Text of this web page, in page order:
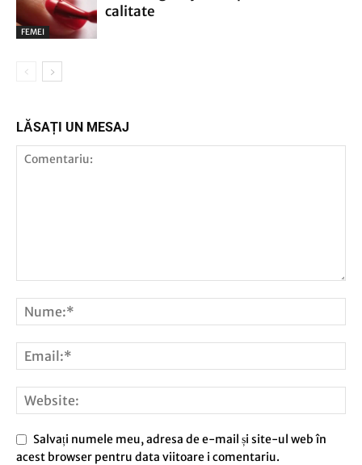
FEMEI
calitate
LĂSAȚI UN MESAJ
Salvați numele meu, adresa de e-mail și site-ul web în
acest browser pentru data viitoare i comentariu.